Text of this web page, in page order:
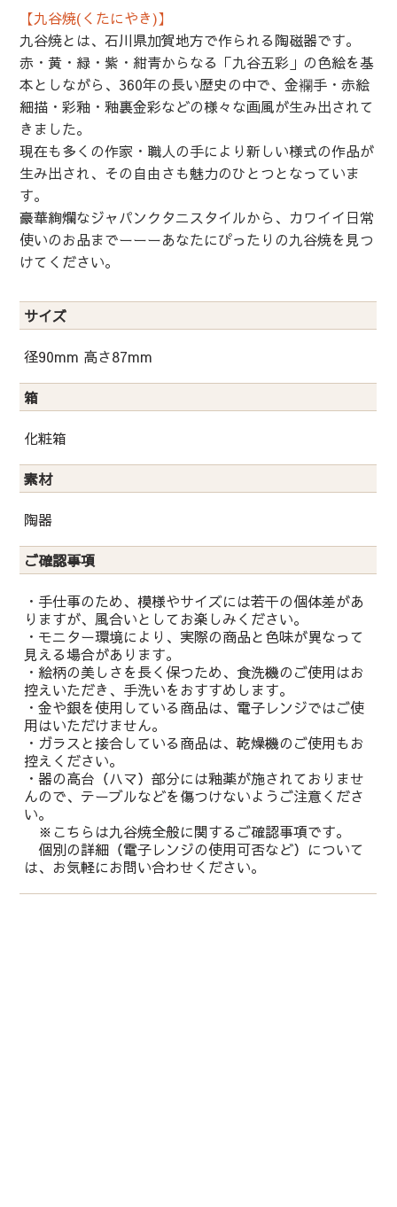
【九谷焼(くたにやき)】
九谷焼とは、石川県加賀地方で作られる陶磁器です。
赤・黄・緑・紫・紺青からなる「九谷五彩」の色絵を基
本としながら、360年の長い歴史の中で、金襴手・赤絵
細描・彩釉・釉裏金彩などの様々な画風が生み出されて
きました。
現在も多くの作家・職人の手により新しい様式の作品が
生み出され、その自由さも魅力のひとつとなっていま
す。
豪華絢爛なジャパンクタニスタイルから、カワイイ日常
使いのお品までーーーあなたにぴったりの九谷焼を見つ
けてください。
サイズ
径90mm 高さ87mm
箱
化粧箱
素材
陶器
ご確認事項
・手仕事のため、模様やサイズには若干の個体差があ
りますが、風合いとしてお楽しみください。
・モニター環境により、実際の商品と色味が異なって
見える場合があります。
・絵柄の美しさを長く保つため、食洗機のご使用はお
控えいただき、手洗いをおすすめします。
・金や銀を使用している商品は、電子レンジではご使
用はいただけません。
・ガラスと接合している商品は、乾燥機のご使用もお
控えください。
・器の高台（ハマ）部分には釉薬が施されておりませ
んので、テーブルなどを傷つけないようご注意くださ
い。
※こちらは九谷焼全般に関するご確認事項です。
個別の詳細（電子レンジの使用可否など）について
は、お気軽にお問い合わせください。